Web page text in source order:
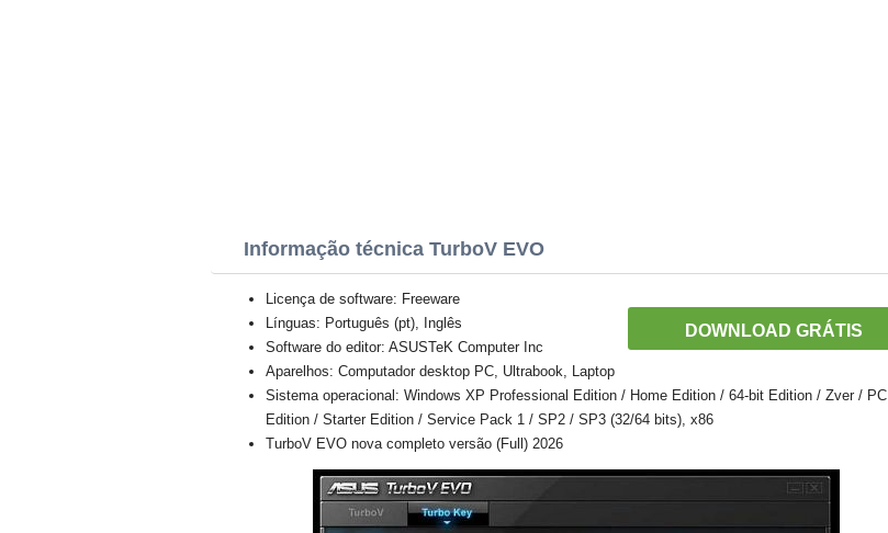
Informação técnica TurboV EVO
DOWNLOAD GRÁTIS
Licença de software: Freeware
Línguas: Português (pt), Inglês
Software do editor: ASUSTeK Computer Inc
Aparelhos: Computador desktop PC, Ultrabook, Laptop
Sistema operacional: Windows XP Professional Edition / Home Edition / 64-bit Edition / Zver / PC
Edition / Starter Edition / Service Pack 1 / SP2 / SP3 (32/64 bits), x86
TurboV EVO nova completo versão (Full) 2026